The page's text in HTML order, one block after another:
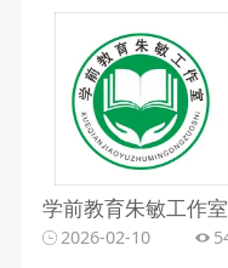
学前教育朱敏工作室
2026-02-10